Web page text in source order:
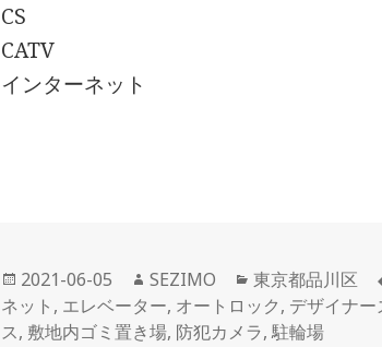
CS
CATV
インターネット
投
稿
日:
2021-06-05
作
成
者
SEZIMO
カ
テ
ゴ
東京都品川区
ネット , エレベーター, オートロック, デザイナー
ス, 敷地内ゴミ置き場, 防犯カメラ,駐輪場